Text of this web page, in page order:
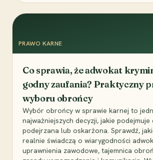
PRAWO KARNE
Co sprawia, że adwokat
godny zaufania? Praktyczny
wyboru obrońcy
Wybór obrońcy w sprawie karnej to
najważniejszych decyzji, jakie podejmuje
podejrzana lub oskarżona. Sprawdź,
realnie świadczą o wiarygodności
uprawnienia zawodowe, tajemnica